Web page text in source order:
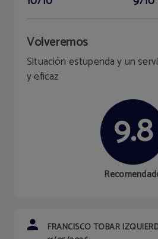
Volveremos
Situación estupenda y un
y eficaz
9.8
FRANCISCO TOBAR